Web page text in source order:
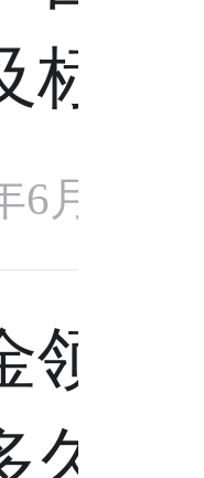
准
月8日
取期